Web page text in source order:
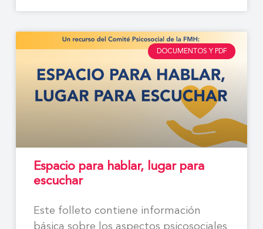
DOCUMENTOS Y PDF
Espacio para hablar, lugar para
escuchar
Este folleto contiene información
básica sobre los aspectos psicosociales